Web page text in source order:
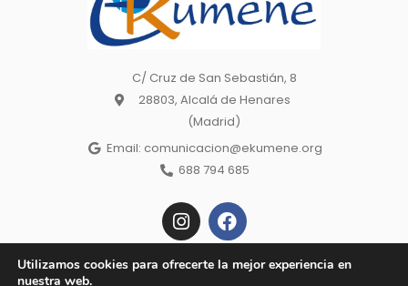
C/ Cruz de San Sebastián, 8
28803, Alcalá de Henares
(Madrid)
Email: comunicacion@ekumene.org
688 794 685
n
s
t
a
a
c
e
b
Copyright © 2022 Ekumene – Obra Misionera. | Made wiht 🕊 by
Utilizamos cookies para ofrecerte la mejor experiencia en
nuestra web.